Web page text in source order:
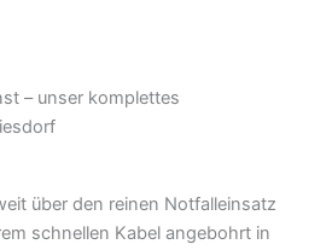
– unser komplettes
über den reinen Notfalleinsatz
schnellen Kabel angebohrt in